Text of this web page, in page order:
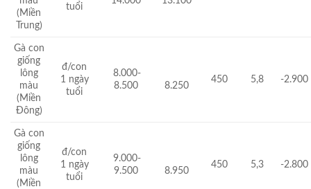
(Miền
Trung)
tuổi
Gà con
giống
lông
màu
(Miền
Đông)
đ/con
1 ngày
tuổi
8.000-
8.500
8.250
450 5,8 -2.900
Gà con
giống
lông
màu
(Miền
đ/con
1 ngày
tuổi
9.000-
9.500
8.950
450 5,3 -2.800